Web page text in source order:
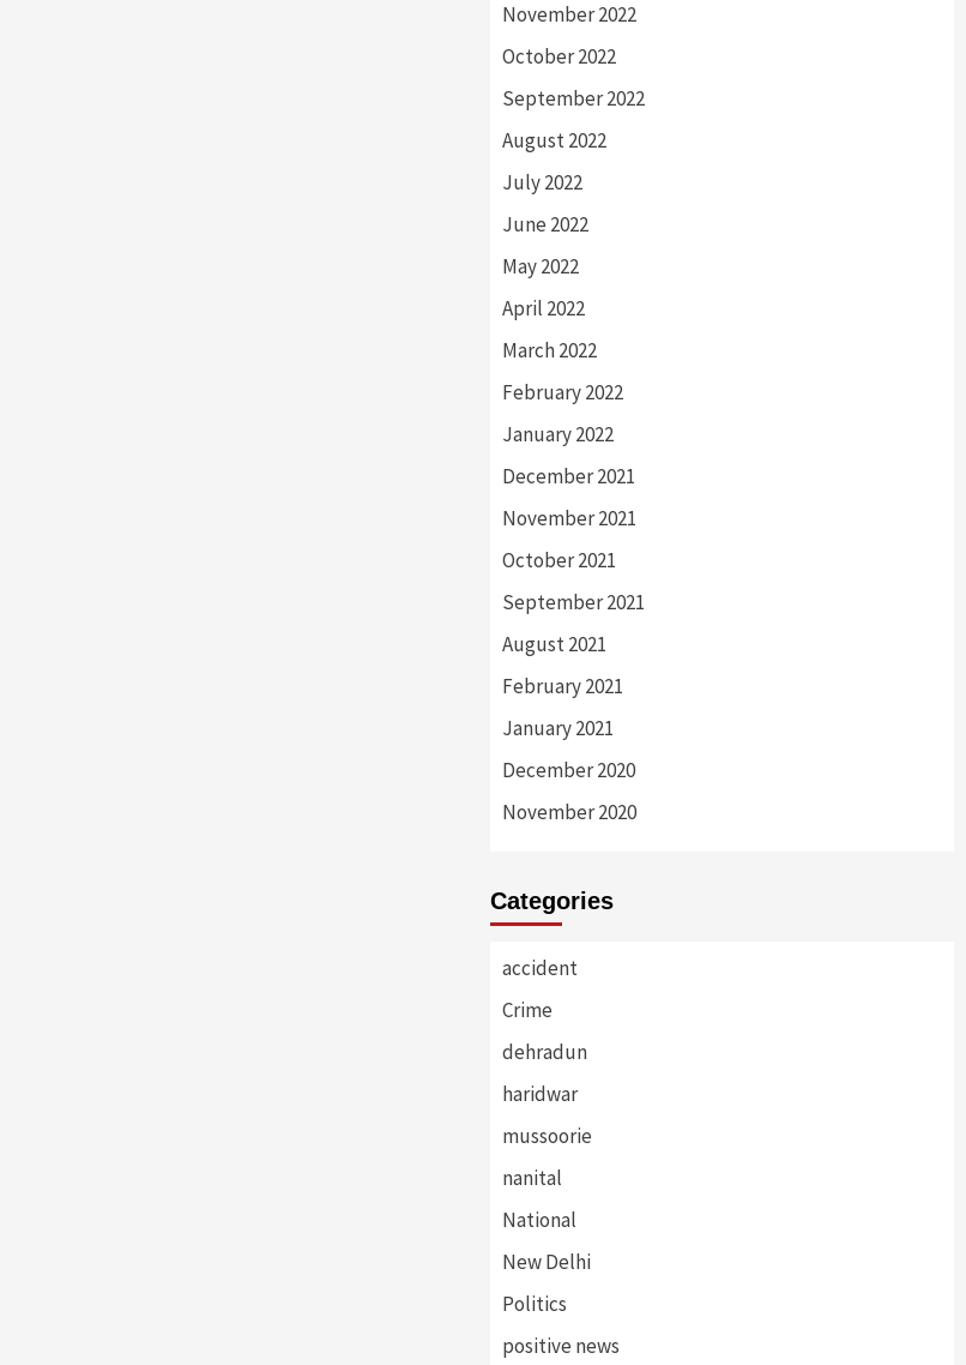
November 2022
October 2022
September 2022
August 2022
July 2022
June 2022
May 2022
April 2022
March 2022
February 2022
January 2022
December 2021
November 2021
October 2021
September 2021
August 2021
February 2021
January 2021
December 2020
November 2020
Categories
accident
Crime
dehradun
haridwar
mussoorie
nanital
National
New Delhi
Politics
positive news